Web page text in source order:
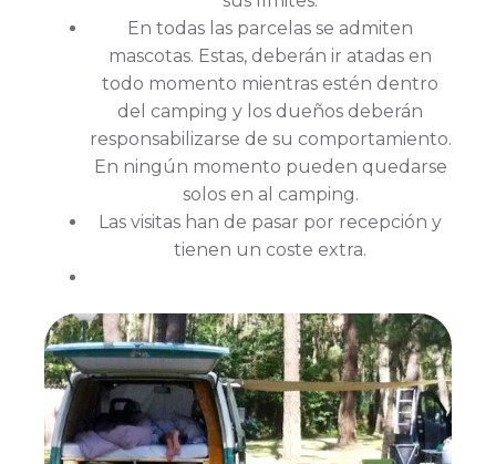
En todas las parcelas se admiten
mascotas. Estas, deberán ir atadas en
todo momento mientras estén dentro
del camping y los dueños deberán
responsabilizarse de su comportamiento.
En ningún momento pueden quedarse
solos en al camping.
Las visitas han de pasar por recepción y
tienen un coste extra.